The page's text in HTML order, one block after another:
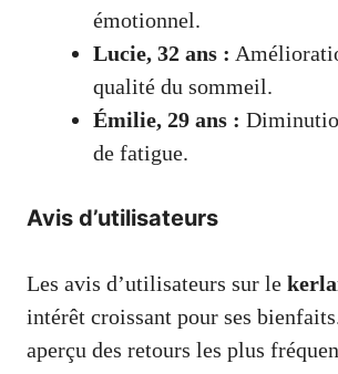
émotionnel.
Lucie, 32 ans :
qualité du sommeil.
Émilie, 29 ans :
de fatigue.
Avis d’utilisateurs
Les avis d’utilisateurs sur le
intérêt croissant pour ses
aperçu des retours les plus